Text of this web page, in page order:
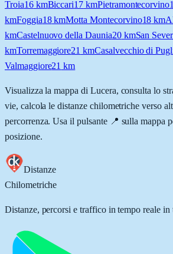
Troia16kmBiccari17 kmPietramontecorvino
kmFoggia18kmMotta Montecorvino18 km
kmCastelnuovo della Daunia20kmSan
kmTorremaggiore21 kmCasalvecchio di
Valmaggiore21 km
Visualizza la mappa di Lucera, consulta lo
vie, calcola le distanze chilometriche verso
percorrenza. Usa il pulsante 📍 sulla mappa
posizione.
Distanze
Chilometriche
Distanze, percorsi e traffico in tempo reale in